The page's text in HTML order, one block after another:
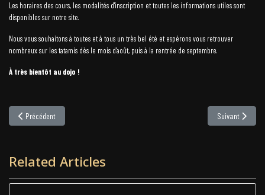
Les horaires des cours, les modalités d'inscription et toutes les informations utiles sont
disponibles sur notre site.
Nous vous souhaitons à toutes et à tous un très bel été et espérons vous retrouver
nombreux sur les tatamis dès le mois d'août, puis à la rentrée de septembre.
À très bientôt au dojo !
Article précédent : Reprise des cours d’Aïkido – Saison 2026-2027
Précédent Article suivant :
Suivant
Related Articles